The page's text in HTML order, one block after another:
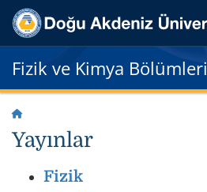
Fizik ve Kimya Bölümleri
Yayınlar
Fizik